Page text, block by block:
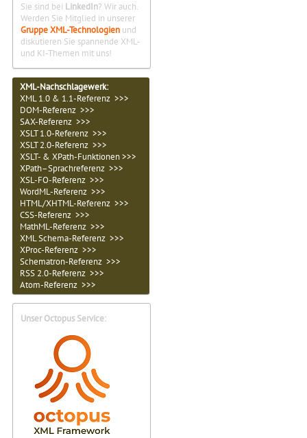
Sie sind bei LinkedIn? Wir auch.
Werden Sie Mitglied in unserer
Gruppe XML-Technologien und
diskutieren Sie spannende XML-
und KI-Themen mit uns!
XML-Nachschlagewerk:
XML 1.0 & 1.1-Referenz >>>
DOM-Referenz >>>
SAX-Referenz >>>
XSLT 1.0-Referenz >>>
XSLT 2.0-Referenz >>>
XSLT- & XPath-Funktionen >>>
XPath–Sprachreferenz >>>
XSL-FO-Referenz >>>
WordML-Referenz >>>
HTML/XHTML-Referenz >>>
CSS-Referenz >>>
MathML-Referenz >>>
XML Schema-Referenz >>>
XProc-Referenz >>>
Schematron-Referenz >>>
RSS 2.0-Referenz >>>
Atom-Referenz >>>
Unser Octopus Service: